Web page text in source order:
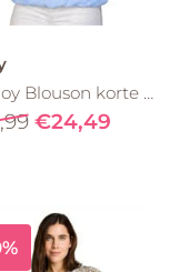
korte pofmouw 127635 Licht blauw
€24,49